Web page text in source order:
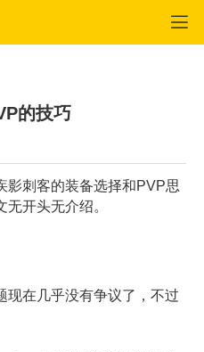
的技巧
刺客的装备选择和PVP思
开头无介绍。
在几乎没有争议了，不过